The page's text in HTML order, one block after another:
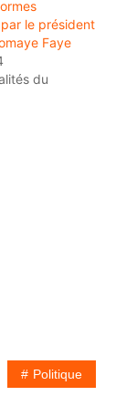
le président
Faye
du
Politique